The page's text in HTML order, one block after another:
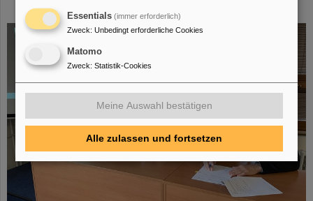
Construction Memorandum of Understanding
Essentials (immer erforderlich)
Zweck: Unbedingt erforderliche Cookies
Matomo
Zweck: Statistik-Cookies
Meine Auswahl bestätigen
Alle zulassen und fortsetzen